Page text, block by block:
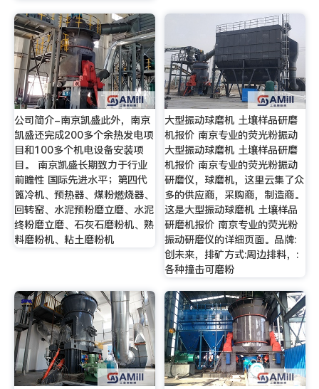
公司简介-南京凯盛此外，南京
凯盛还完成200多个余热发电项
目和100多个机电设备安装项
目。 南京凯盛长期致力于行业
前瞻性 国际先进水平；第四代
篦冷机、预热器、煤粉燃烧器、
回转窑、水泥预粉磨立磨、水泥
终粉磨立磨、石灰石磨粉机、熟
料磨粉机、粘土磨粉机
大型振动球磨机 土壤样品研磨
机报价 南京专业的荧光粉振动
大型振动球磨机 土壤样品研磨
机报价 南京专业的荧光粉振动
研磨仪，球磨机，这里云集了众
多的供应商，采购商，制造商。
这是大型振动球磨机 土壤样品
研磨机报价 南京专业的荧光粉
振动研磨仪的详细页面。品牌:
创未来，排矿方式:周边排料，:
各种撞击可磨粉